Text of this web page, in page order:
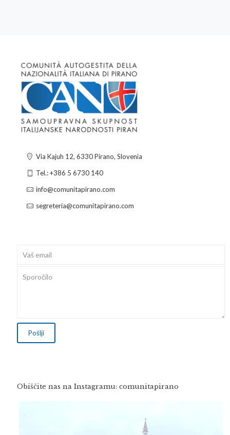
Via Kajuh 12, 6330 Pirano, Slovenia
Tel.: +386 5 6730 140
info@comunitapirano.com
segreteria@comunitapirano.com
Obiščite nas na Instagramu: comunitapirano